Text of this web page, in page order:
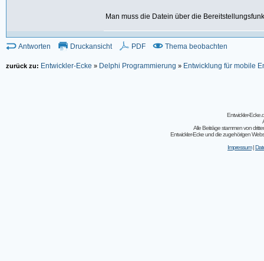
Man muss die Datein über die
Antworten Druckansicht PDF Thema beobachten
zurück zu: Entwickler-Ecke » Delphi Programmierung » Entwicklung für mobile
Entwickler-
Alle Beiträge stammen von
Entwickler-Ecke und die zugehörigen
Impressum|